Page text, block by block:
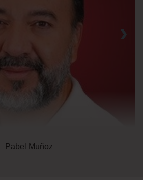
Pabel Muñoz
›